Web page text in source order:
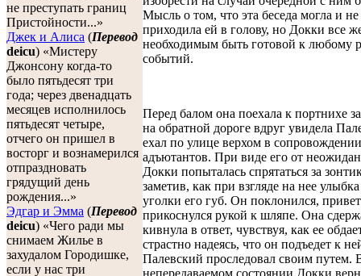
не преступать границ
Пристойности...»
Джек и Алиса (Перевод
deicu) «Мистеру
Джонсону когда-то
было пятьдесят три
года; через двенадцать
месяцев исполнилось
пятьдесят четыре,
отчего он пришел в
восторг и вознамерился
отпраздновать
грядущий день
рождения...»
Эдгар и Эмма (Перевод
deicu) «Чего ради мы
снимаем Жилье в
захудалом Городишке,
если у нас три
Мысль о том, что эта беседа могла и не
приходила ей в голову, но Докки все
необходимым быть готовой к любому
событий.
Перед балом она поехала к портнихе
на обратной дороге вдруг увидела
ехал по улице верхом в сопровождении
адъютантов. При виде его от
Докки попыталась спрятаться за
заметив, как при взгляде на нее
уголки его губ. Он поклонился,
прикоснулся рукой к шляпе. Она
кивнула в ответ, чувствуя, как ее
страстно надеясь, что он подъедет к
Палевский проследовал своим путем.
непередаваемом состоянии Докки